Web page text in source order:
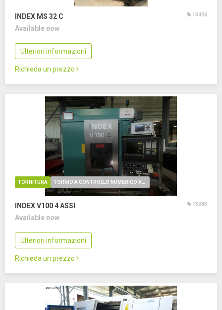
INDEX MS 32 C 13426
Available now
Ulteriori informazioni
Richieda un prezzo
TORNITURA
INDEX V1004 ASSI 13283
Available now
Ulteriori informazioni
Richieda un prezzo